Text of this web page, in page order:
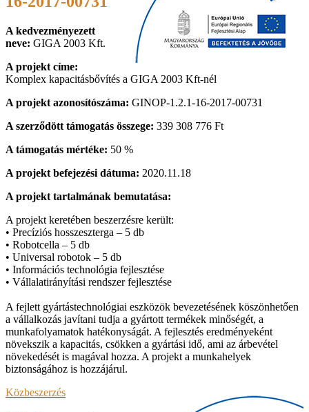
A kedvezményezett
neve: GIGA 2003 Kft.
A projekt címe:
Komplex kapacitásbővítés a GIGA 2003 Kft-nél
A projekt azonosítószáma: GINOP-1.2.1-16-2017-00731
A szerződött támogatás összege: 339 308 776 Ft
A támogatás mértéke: 50 %
A projekt befejezési dátuma: 2020.11.18
A projekt tartalmának bemutatása:
A projekt keretében beszerzésre került:
• Precíziós hosszeszterga – 5 db
• Robotcella – 5 db
• Universal robotok – 5 db
• Információs technológia fejlesztése
• Vállalatirányítási rendszer fejlesztése
A fejlett gyártástechnológiai eszközök bevezetésének köszönhetően
a vállalkozás javítani tudja a gyártott termékek minőségét, a
munkafolyamatok hatékonyságát. A fejlesztés eredményeként
növekszik a kapacitás, csökken a gyártási idő, ami az árbevétel
növekedését is magával hozza. A projekt a munkahelyek
biztonságához is hozzájárul.
Közbeszerzés